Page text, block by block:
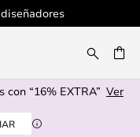
“16% EXTRA” Ver